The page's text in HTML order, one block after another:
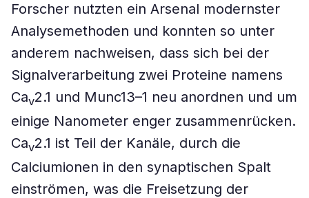
Forscher nutzten ein Arsenal modernster
Analysemethoden und konnten so unter
anderem nachweisen, dass sich bei der
Signalverarbeitung zwei Proteine namens
Cav2.1 und Munc13–1 neu anordnen und um
einige Nanometer enger zusammenrücken.
Cav2.1 ist Teil der Kanäle, durch die
Calciumionen in den synaptischen Spalt
einströmen, was die Freisetzung der